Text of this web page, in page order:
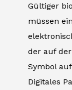
Gültiger
müssen
der auf
Symbol
Digitales